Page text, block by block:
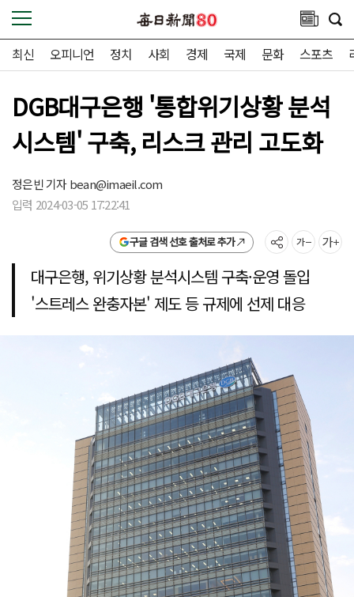
최신 오피니언 정치 사회 경제 국제 문화 스포츠
DGB대구은행 '통합위기상황 분석
시스템' 구축, 리스크 관리 고도화
정은빈 기자bean@imaeil.com
입력 2024-03-05 17:22:41
구글 검색 선호 출처로 추가
대구은행, 위기상황 분석시스템 구축·운영 돌입
'스트레스 완충자본' 제도 등 규제에 선제 대응